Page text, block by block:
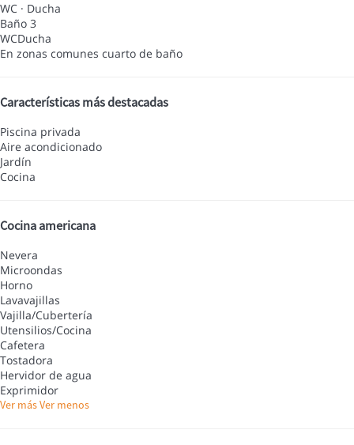
WC · Ducha
Baño 3
WCDucha
En zonas comunes cuarto de baño
Características más destacadas
Piscina privada
Aire acondicionado
Jardín
Cocina
Cocina americana
Nevera
Microondas
Horno
Lavavajillas
Vajilla/Cubertería
Utensilios/Cocina
Cafetera
Tostadora
Hervidor de agua
Exprimidor
Ver másVer menos